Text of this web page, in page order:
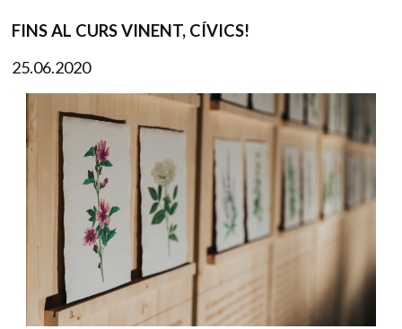
FINS AL CURS VINENT, CÍVICS!
25.06.2020